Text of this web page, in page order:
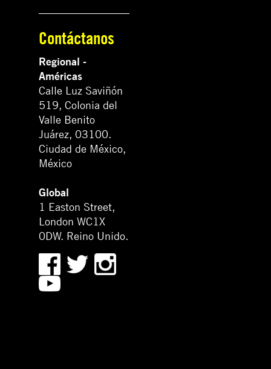
Contáctanos
Regional -
Américas
Calle Luz Saviñón
519, Colonia del
Valle Benito
Juárez, 03100.
Ciudad de México,
México
Global
1 Easton Street,
London WC1X
0DW. Reino Unido.